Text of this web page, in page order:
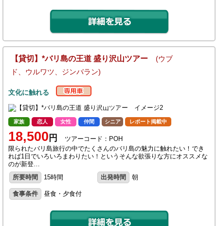
【貸切】*バリ島の王道 盛り沢山ツアー (ウブ
ド、ウルワツ、ジンバラン)
文化に触れる
家族 恋人 女性 仲間 シニア レポート掲載中
18,500 円
ツアーコード：POH
限られたバリ島旅行の中でたくさんのバリ島の魅力に触れたい！でき
れば1日でいろいろまわりたい！というそんな欲張りな方にオススメな
のが新登…
所要時間
15時間 出発時間 朝
食事条件 昼食・夕食付